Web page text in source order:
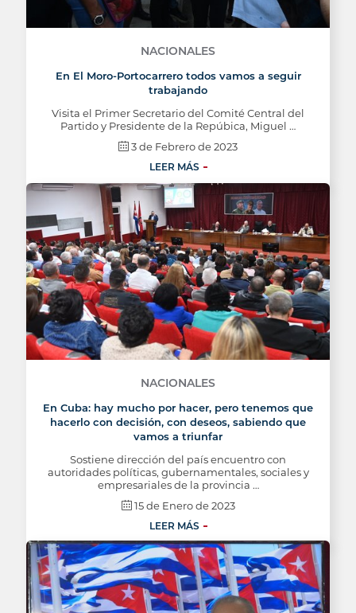
NACIONALES
En El Moro-Portocarrero todos vamos a seguir
trabajando
Visita el Primer Secretario del Comité Central del
Partido y Presidente de la Repúbica, Miguel …
3 de Febrero de 2023
LEER MÁS
NACIONALES
En Cuba: hay mucho por hacer, pero tenemos que
hacerlo con decisión, con deseos, sabiendo que
vamos a triunfar
Sostiene dirección del país encuentro con
autoridades políticas, gubernamentales, sociales y
empresariales de la provincia …
15 de Enero de 2023
LEER MÁS